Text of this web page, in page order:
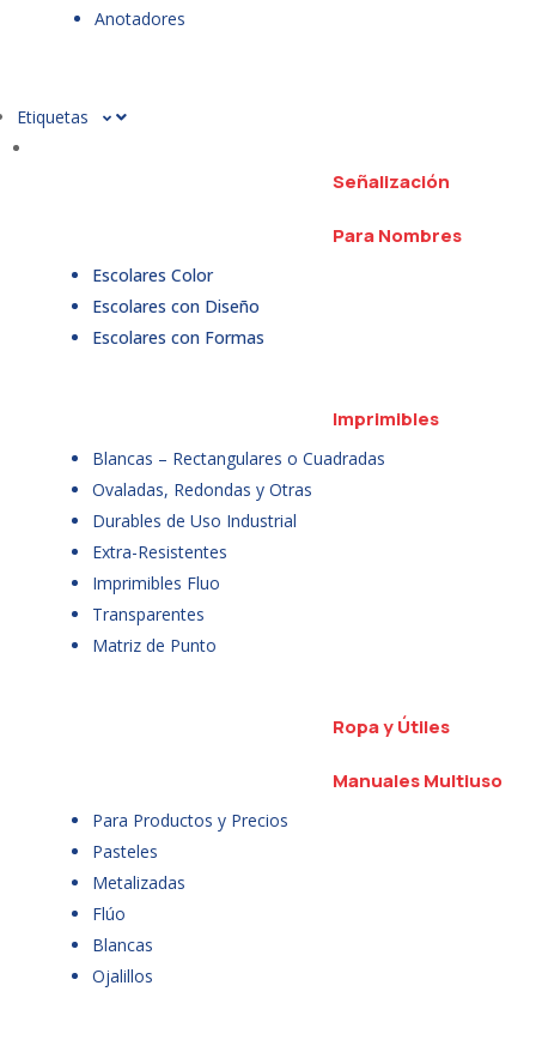
Anotadores
Etiquetas
Señalización
Para Nombres
Escolares Color
Escolares con Diseño
Escolares con Formas
Imprimibles
Blancas – Rectangulares o Cuadradas
Ovaladas, Redondas y Otras
Durables de Uso Industrial
Extra-Resistentes
Imprimibles Fluo
Transparentes
Matriz de Punto
Ropa y Útiles
Manuales Multiuso
Para Productos y Precios
Pasteles
Metalizadas
Flúo
Blancas
Ojalillos